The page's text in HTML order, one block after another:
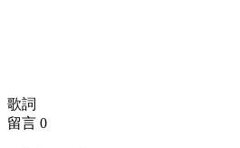
歌詞
留言 0